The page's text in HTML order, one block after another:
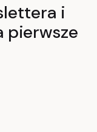
i
pierwsze